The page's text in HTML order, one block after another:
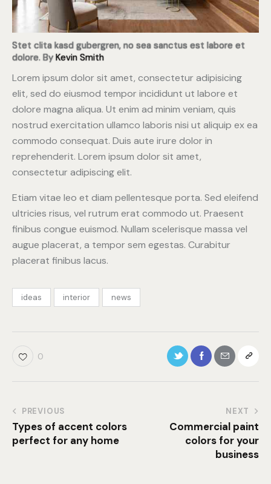
Stet clita kasd gubergren, no sea sanctus est labore et
dolore. ByKevin Smith
Lorem ipsum dolor sit amet, consectetur adipisicing
elit, sed do eiusmod tempor incididunt ut labore et
dolore magna aliqua. Ut enim ad minim veniam, quis
nostrud exercitation ullamco laboris nisi ut aliquip ex ea
commodo consequat. Duis aute irure dolor in
reprehenderit. Lorem ipsum dolor sit amet,
consectetur adipiscing elit.
Etiam vitae leo et diam pellentesque porta. Sed eleifend
ultricies risus, vel rutrum erat commodo ut. Praesent
finibus congue euismod. Nullam scelerisque massa vel
augue placerat, a tempor sem egestas. Curabitur
placerat finibus lacus.
ideas interior news
0
PREVIOUS
Types of accent colors
perfect for any home
NEXT
Commercial paint
colors for your
business